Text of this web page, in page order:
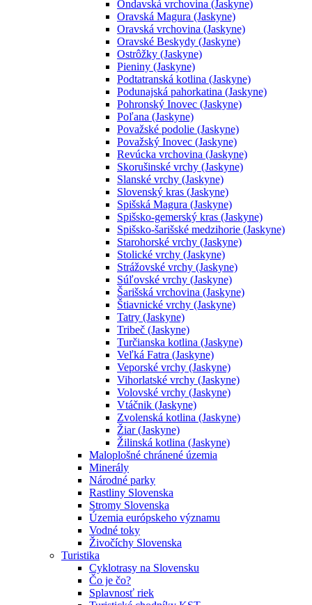
Ondavská vrchovina (Jaskyne)
Oravská Magura (Jaskyne)
Oravská vrchovina (Jaskyne)
Oravské Beskydy (Jaskyne)
Ostrôžky (Jaskyne)
Pieniny (Jaskyne)
Podtatranská kotlina (Jaskyne)
Podunajská pahorkatina (Jaskyne)
Pohronský Inovec (Jaskyne)
Poľana (Jaskyne)
Považské podolie (Jaskyne)
Považský Inovec (Jaskyne)
Revúcka vrchovina (Jaskyne)
Skorušinské vrchy (Jaskyne)
Slanské vrchy (Jaskyne)
Slovenský kras (Jaskyne)
Spišská Magura (Jaskyne)
Spišsko-gemerský kras (Jaskyne)
Spišsko-šarišské medzihorie (Jaskyne)
Starohorské vrchy (Jaskyne)
Stolické vrchy (Jaskyne)
Strážovské vrchy (Jaskyne)
Súľovské vrchy (Jaskyne)
Šarišská vrchovina (Jaskyne)
Štiavnické vrchy (Jaskyne)
Tatry (Jaskyne)
Tribeč (Jaskyne)
Turčianska kotlina (Jaskyne)
Veľká Fatra (Jaskyne)
Veporské vrchy (Jaskyne)
Vihorlatské vrchy (Jaskyne)
Volovské vrchy (Jaskyne)
Vtáčnik (Jaskyne)
Zvolenská kotlina (Jaskyne)
Žiar (Jaskyne)
Žilinská kotlina (Jaskyne)
Maloplošné chránené územia
Minerály
Národné parky
Rastliny Slovenska
Stromy Slovenska
Územia európskeho významu
Vodné toky
Živočíchy Slovenska
Turistika
Cyklotrasy na Slovensku
Čo je čo?
Splavnosť riek